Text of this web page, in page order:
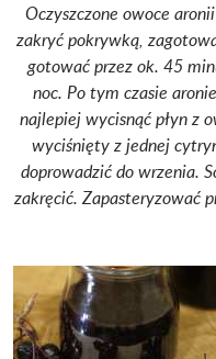
Oczyszczone owoce
zakryć pokrywką,
gotować przez ok. 45
noc. Po tym czasie
najlepiej wycisnąć płyn z
wyciśnięty z jednej
doprowadzić do wrzenia.
zakręcić. Zapasteryzować